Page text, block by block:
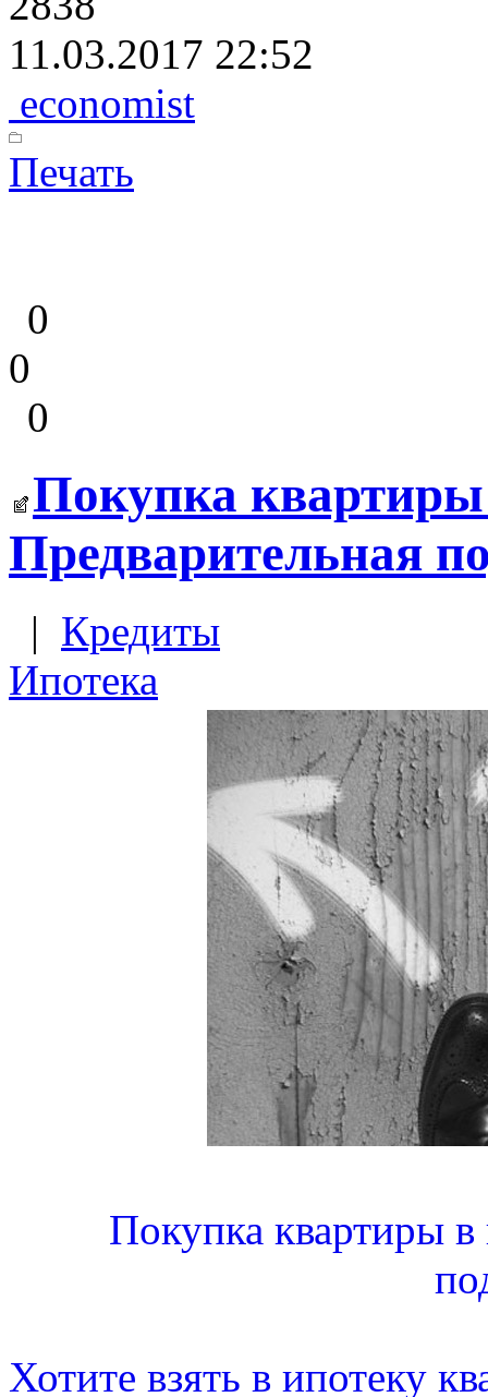
11.03.2017 22:52
economist
Печать
0
0
0
Покупка квартиры
Предварительная
| Кредиты
Ипотека
Покупка квартиры в
Хотите взять в ипотеку